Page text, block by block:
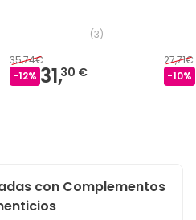
(3)
35,74€
-12% 31,30 €
27,71€
-10%
con Complementos